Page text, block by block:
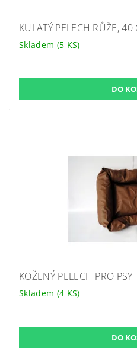
KULATÝ PELECH RŮŽE,
Skladem (5 KS)
KOŽENÝ PELECH PRO PSY
Skladem (4 KS)